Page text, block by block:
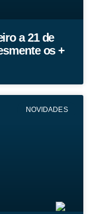
a 21 de
os +
NOVIDADES